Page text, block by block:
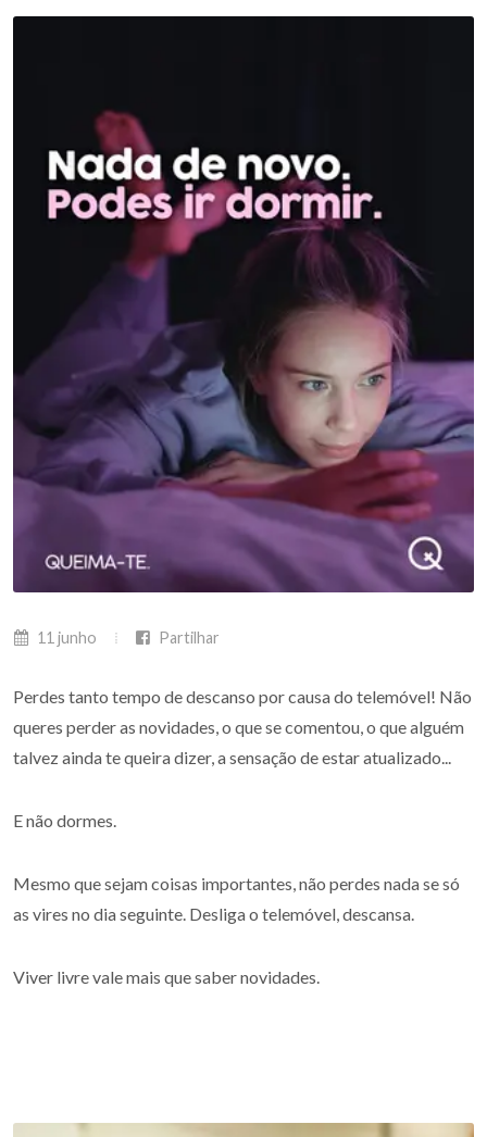
11 junho Partilhar
Perdes tanto tempo de descanso por causa do telemóvel! Não
queres perder as novidades, o que se comentou, o que alguém
talvez ainda te queira dizer, a sensação de estar atualizado...
E não dormes.
Mesmo que sejam coisas importantes, não perdes nada se só
as vires no dia seguinte. Desliga o telemóvel, descansa.
Viver livre vale mais que saber novidades.